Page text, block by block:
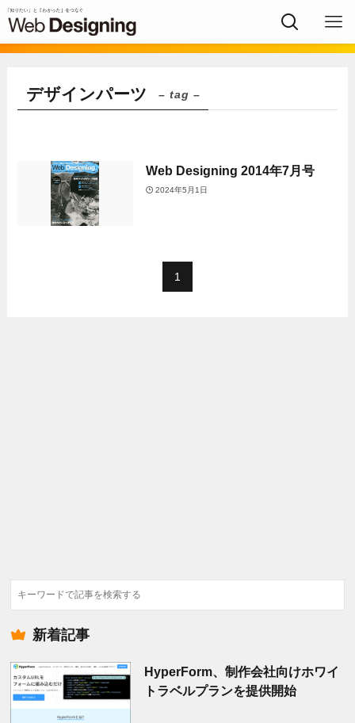
デザインパーツ – tag –
Web Designing 2014年7月号
2024年5月1日
1
検
索
新着記事
HyperForm、制作会社向けホワイ
トラベルプランを提供開始